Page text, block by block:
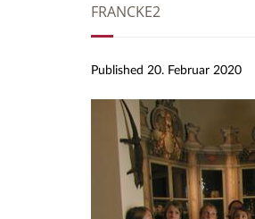
FRANCKE2
Published 20. Februar 2020